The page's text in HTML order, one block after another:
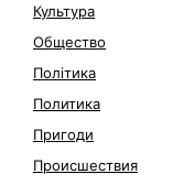
Культура
Общество
Політика
Политика
Пригоди
Происшествия